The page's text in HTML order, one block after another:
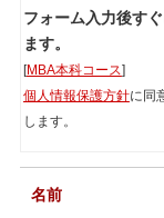
フォーム入力後す
ます。
[MBA本科コース]
個人情報保護方針に同
します。
名前